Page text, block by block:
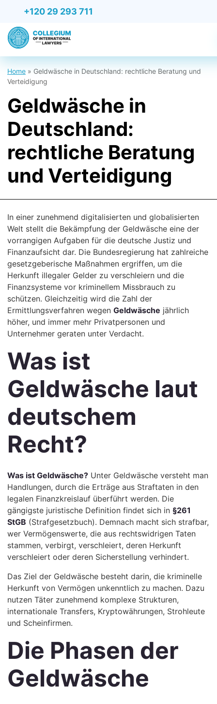
+120 29 293 711
Home » Geldwäsche in Deutschland: rechtliche Beratung und
Verteidigung
Geldwäsche in
Deutschland:
rechtliche Beratung
und Verteidigung
In einer zunehmend digitalisierten und globalisierten
Welt stellt die Bekämpfung der Geldwäsche eine der
vorrangigen Aufgaben für die deutsche Justiz und
Finanzaufsicht dar. Die Bundesregierung hat zahlreiche
gesetzgeberische Maßnahmen ergriffen, um die
Herkunft illegaler Gelder zu verschleiern und die
Finanzsysteme vor kriminellem Missbrauch zu
schützen. Gleichzeitig wird die Zahl der
Ermittlungsverfahren wegen Geldwäsche jährlich
höher, und immer mehr Privatpersonen und
Unternehmer geraten unter Verdacht.
Was ist
Geldwäsche laut
deutschem
Recht?
Was ist Geldwäsche? Unter Geldwäsche versteht man
Handlungen, durch die Erträge aus Straftaten in den
legalen Finanzkreislauf überführt werden. Die
gängigste juristische Definition findet sich in §261
StGB (Strafgesetzbuch). Demnach macht sich strafbar,
wer Vermögenswerte, die aus rechtswidrigen Taten
stammen, verbirgt, verschleiert, deren Herkunft
verschleiert oder deren Sicherstellung verhindert.
Das Ziel der Geldwäsche besteht darin, die kriminelle
Herkunft von Vermögen unkenntlich zu machen. Dazu
nutzen Täter zunehmend komplexe Strukturen,
internationale Transfers, Kryptowährungen, Strohleute
und Scheinfirmen.
Die Phasen der
Geldwäsche